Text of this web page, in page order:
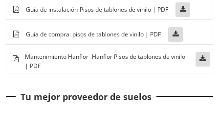
Guía de instalación-Pisos de tablones de vinilo | PDF
Guía de compra: pisos de tablones de vinilo | PDF
Mantenimiento Hanflor -Hanflor Pisos de tablones de vinilo
| PDF
Tu mejor proveedor de suelos